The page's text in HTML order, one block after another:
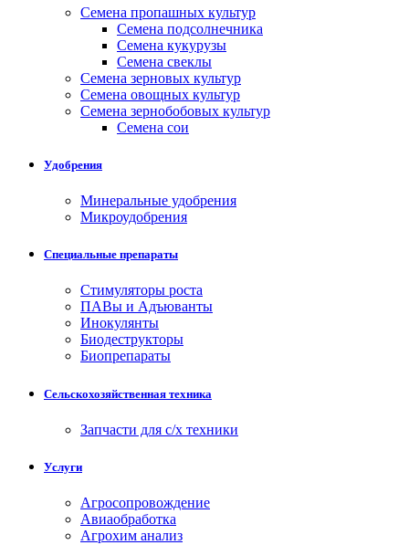
Семена пропашных культур
Семена подсолнечника
Семена кукурузы
Семена свеклы
Семена зерновых культур
Семена овощных культур
Семена зернобобовых культур
Семена сои
Удобрения
Минеральные удобрения
Микроудобрения
Специальные препараты
Стимуляторы роста
ПАВы и Адъюванты
Инокулянты
Биодеструкторы
Биопрепараты
Сельскохозяйственная техника
Запчасти для с/х техники
Услуги
Агросопровождение
Авиаобработка
Агрохим анализ